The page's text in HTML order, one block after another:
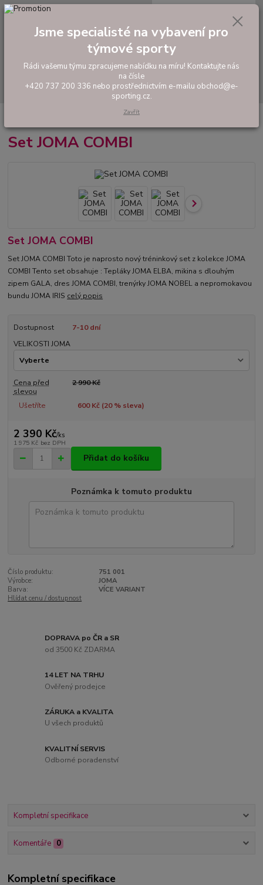
Hledat
tel: +420 737 200 336
0,00 Kč
Hráčské sety a soupravy
Set JOMA COMBI
Set JOMA COMBI
Set JOMA COMBI Toto je naprosto nový tréninkový set z kolekce JOMA
COMBI Tento set obsahuje : Tepláky JOMA ELBA, mikina s dlouhým
zipem GALA, dres JOMA COMBI, trenýrky JOMA NOBEL a nepromokavou
bundu JOMA IRIS celý popis
Dostupnost
7-10 dní
VELIKOSTI JOMA
Cena před
slevou
2 990 Kč
Ušetříte 600 Kč (20% sleva)
2 390 Kč/ks
1 975 Kč bez DPH
Přidat do košíku
Poznámka k tomuto produktu
Číslo produktu:
751 001
Výrobce:
JOMA
Barva:
VÍCE VARIANT
Hlídat cenu / dostupnost
DOPRAVA po ČR a SR
od 3500 Kč ZDARMA
14 LET NA TRHU
Ověřený prodejce
ZÁRUKA a KVALITA
U všech produktů
KVALITNÍ SERVIS
Odborné poradenství
Kompletní specifikace
Komentáře 0
Kompletní specifikace
Jsme specialisté na vybavení pro
týmové sporty
Rádi vašemu týmu zpracujeme nabídku na míru! Kontaktujte nás
na čísle
+420 737 200 336 nebo prostřednictvím e-mailu obchod@e-
sporting.cz.
Zavřít